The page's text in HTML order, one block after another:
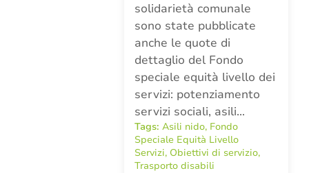
solidarietà comunale
sono state pubblicate
anche le quote di
dettaglio del Fondo
speciale equità livello dei
servizi: potenziamento
servizi sociali, asili…
Tags: Asili nido, Fondo
Speciale Equità Livello
Servizi, Obiettivi di servizio,
Trasporto disabili